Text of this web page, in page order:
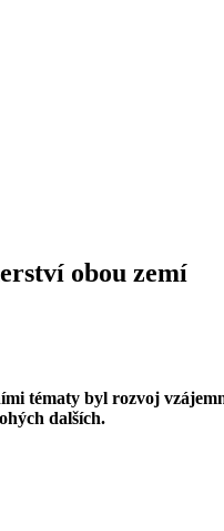
obou zemí
tématy byl rozvoj
dalších.